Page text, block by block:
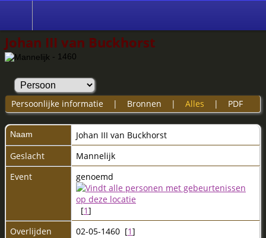
Johan III van Buckhorst
- 1460
Persoonlijke informatie| Bronnen | Alles | PDF
Naam Johan III van Buckhorst
Geslacht
Mannelijk
Event
genoemd
[1]
Overlijden
02-05-1460 [1]